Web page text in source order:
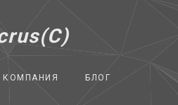
КОМПАНИЯ БЛОГ